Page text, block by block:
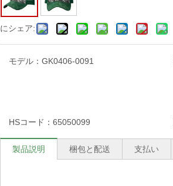
にシェア:
モデル： GK0406-0091
HSコード： 65050099
製品説明 梱包と配送 支払い